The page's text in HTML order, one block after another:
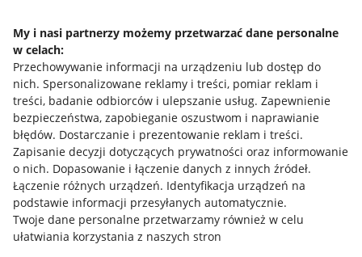
My i nasi partnerzy możemy przetwarzać dane personalne
w celach:
Przechowywanie informacji na urządzeniu lub dostęp do
nich. Spersonalizowane reklamy i treści, pomiar reklam i
treści, badanie odbiorców i ulepszanie usług. Zapewnienie
bezpieczeństwa, zapobieganie oszustwom i naprawianie
błędów. Dostarczanie i prezentowanie reklam i treści.
Zapisanie decyzji dotyczących prywatności oraz informowanie
o nich. Dopasowanie i łączenie danych z innych źródeł.
Łączenie różnych urządzeń. Identyfikacja urządzeń na
podstawie informacji przesyłanych automatycznie.
Twoje dane personalne przetwarzamy również w celu
ułatwiania korzystania z naszych stron
Allegro Gadane dla sprzedających
Allegro Gadane dla kupujących
Mapa miejscowości
Informacje prawne
Regulamin
Polityka plików "cookies"
Ustawienia plików "cookies"